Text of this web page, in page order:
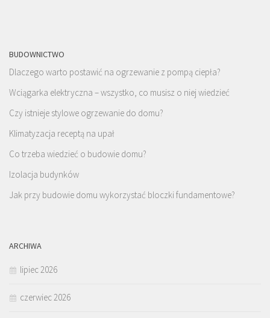
BUDOWNICTWO
Dlaczego warto postawić na ogrzewanie z pompą ciepła?
Wciągarka elektryczna – wszystko, co musisz o niej wiedzieć
Czy istnieje stylowe ogrzewanie do domu?
Klimatyzacja receptą na upał
Co trzeba wiedzieć o budowie domu?
Izolacja budynków
Jak przy budowie domu wykorzystać bloczki fundamentowe?
ARCHIWA
lipiec 2026
czerwiec 2026